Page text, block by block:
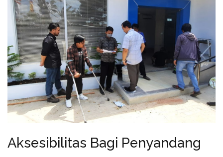
Aksesibilitas Bagi Penyandang